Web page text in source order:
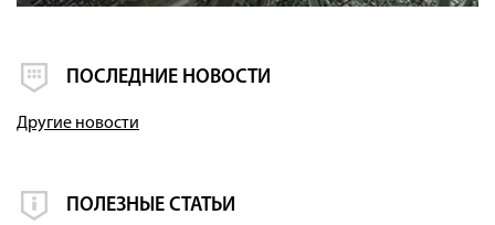
ПОСЛЕДНИЕ НОВОСТИ
Другие новости
ПОЛЕЗНЫЕ СТАТЬИ